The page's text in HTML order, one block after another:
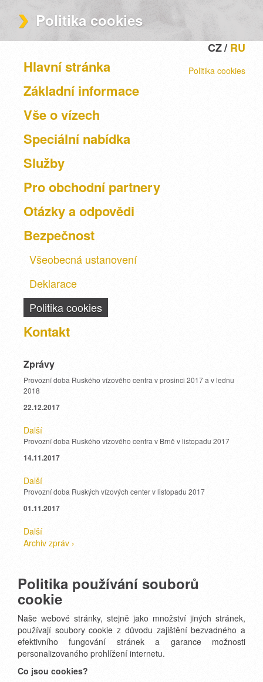
Politika cookies
CZ RU
Politika cookies
Hlavní stránka
Základní informace
Vše o vízech
Speciální nabídka
Služby
Pro obchodní partnery
Otázky a odpovědi
Bezpečnost
Všeobecná ustanovení
Deklarace
Politika cookies
Kontakt
Zprávy
Provozní doba Ruského vízového centra v prosinci 2017 a v lednu
2018
22.12.2017
Další
Provozní doba Ruského vízového centra v Brně v listopadu 2017
14.11.2017
Další
Provozní doba Ruských vízových center v listopadu 2017
01.11.2017
Další
Archiv zpráv ›
Politika používání souborů
cookie
Naše webové stránky, stejně jako množství jiných stránek,
používají soubory cookie z důvodu zajištění bezvadného a
efektivního fungování stránek a garance možnosti
personalizovaného prohlížení internetu.
Co jsou cookies?